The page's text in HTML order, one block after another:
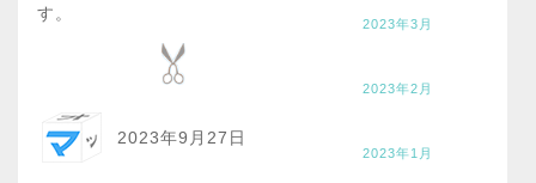
す。
2023年9月27日
2023年3月
2023年2月
2023年1月